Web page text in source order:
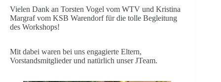
Vielen Dank an Torsten Vogel vom WTV und Kristina
Margraf vom KSB Warendorf für die tolle Begleitung
des Workshops!
Mit dabei waren bei uns engagierte Eltern,
Vorstandsmitglieder und natürlich unser JTeam.